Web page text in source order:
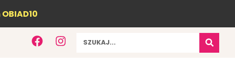
F
a
I
n
Szukaj